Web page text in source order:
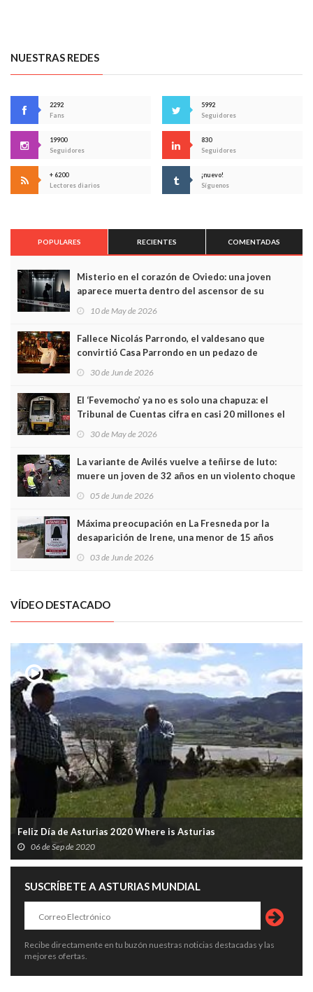
NUESTRAS REDES
2292
Fans
5992
Seguidores
19900
Seguidores
830
Seguidores
+ 6200
Lectores diarios
¡nuevo!
Síguenos
POPULARES RECIENTES COMENTADAS
Misterio en el corazón de Oviedo: una joven
aparece muerta dentro del ascensor de su
10 de May de 2026
Fallece Nicolás Parrondo, el valdesano que
convirtió Casa Parrondo en un pedazo de
30 de Jun de 2026
El ‘Fevemocho’ ya no es solo una chapuza: el
Tribunal de Cuentas cifra en casi 20 millones el
30 de May de 2026
La variante de Avilés vuelve a teñirse de luto:
muere un joven de 32 años en un violento choque
05 de Jun de 2026
Máxima preocupación en La Fresneda por la
desaparición de Irene, una menor de 15 años
03 de Jun de 2026
VÍDEO DESTACADO
Feliz Día de Asturias 2020 Where is Asturias
06 de Sep de 2020
SUSCRÍBETE A ASTURIAS MUNDIAL
Recibe directamente en tu buzón nuestras noticias destacadas y las
mejores ofertas.